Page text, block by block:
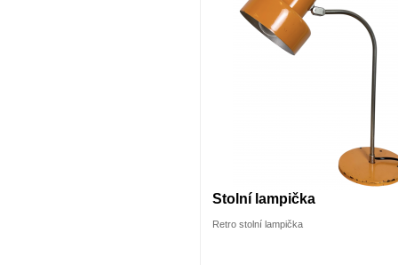
Stolní lampička
Retro stolní lampička